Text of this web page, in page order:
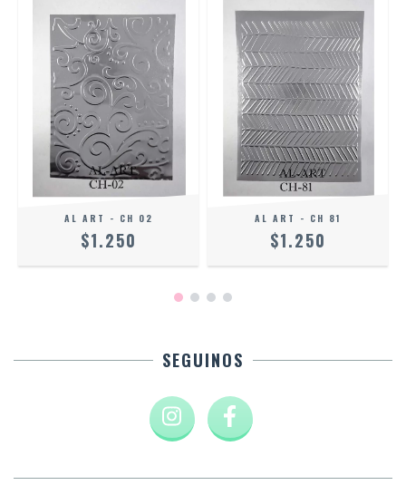
AL ART - CH 02
$1.250
AL ART - CH 81
$1.250
SEGUINOS